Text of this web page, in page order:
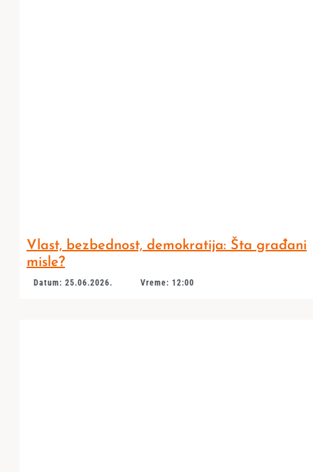
Vlast, bezbednost, demokratija: Šta građani
misle?
Datum: 25.06.2026. Vreme: 12:00